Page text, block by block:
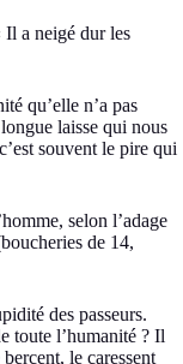
Il a neigé dur les
qu’elle n’a pas
laisse qui nous
souvent le pire qui
selon l’adage
de 14,
des passeurs.
toute l’humanité ? Il
le caressent